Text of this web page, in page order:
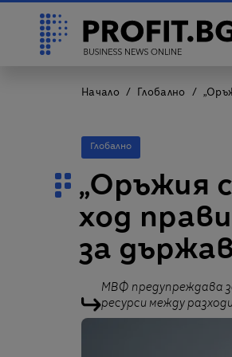
Начало Глобално
Глобално
„Оръжия
ход
за
МВФ предупреждава
ресурси между